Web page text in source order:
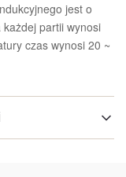
jest o
partii wynosi
czas wynosi 20 ~